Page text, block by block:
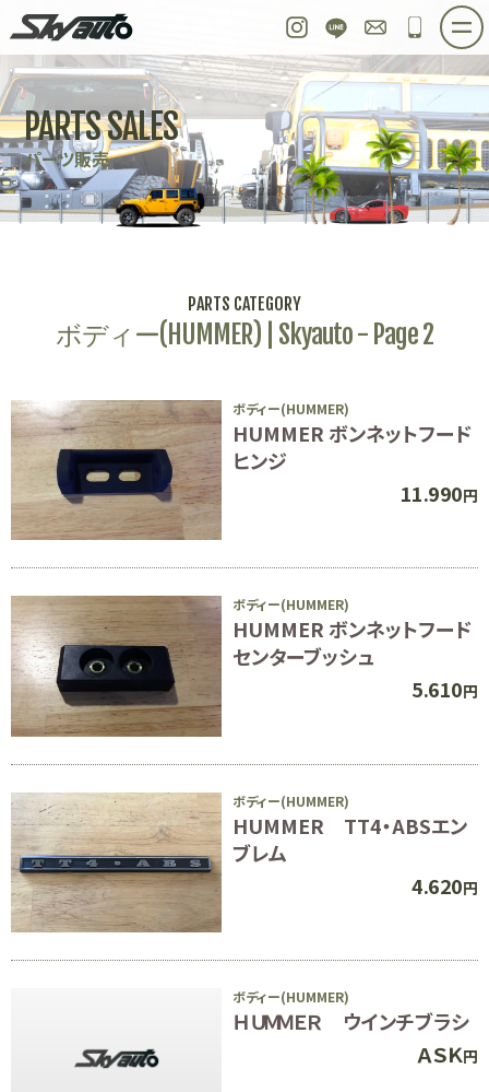
Instagram
LINE お問い合わせ
048-
ホーム 在庫車情報 ご購入プラン
整備作業実例 パーツ販売 買取＆オーダー
店舗紹介 工場紹介 会社概要
スタッフ紹介 求人情報 公式ブログ
PARTS SALES
パーツ販売
PARTS CATEGORY
ボディー(HUMMER) | Skyauto - Page 2
ボディー(HUMMER)
HUMMER ボンネットフード
ヒンジ
11.990円
ボディー(HUMMER)
HUMMER ボンネットフード
センターブッシュ
5.610円
ボディー(HUMMER)
HUMMER TT4・ABSエン
ブレム
4.620円
ボディー(HUMMER)
ＨＵＭＭＥＲ ウインチブラシ
ＡＳＫ円